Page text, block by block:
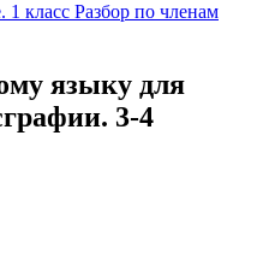
1 класс Разбор по членам
языку для
3-4